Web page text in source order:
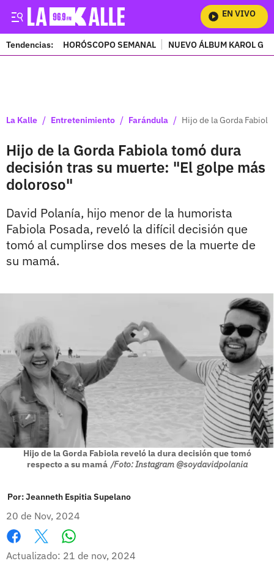
EN VIVO
Tendencias: HORÓSCOPO SEMANAL NUEVO ÁLBUM KAROL G
La Kalle / Entretenimiento / Farándula / Hijo de la Gorda
Hijo de la Gorda Fabiola tomó dura
decisión tras su muerte: "El golpe más
doloroso"
David Polanía, hijo menor de la humorista
Fabiola Posada, reveló la difícil decisión que
tomó al cumplirse dos meses de la muerte de
su mamá.
Hijo de la Gorda Fabiola reveló la dura decisión que tomó
respecto a su mamá /Foto: Instagram @soydavidpolania
Por:Jeanneth Espitia Supelano
20 de Nov, 2024
Facebook
X
Actualizado: 21 de nov, 2024